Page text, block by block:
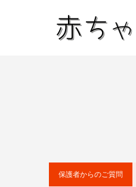
保護者からのご質問